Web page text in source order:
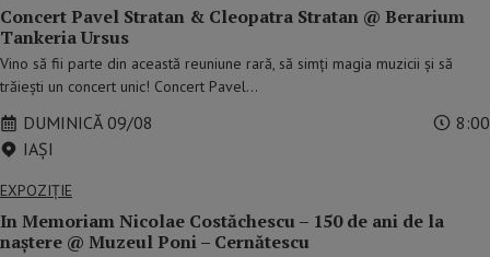
Concert Pavel Stratan & Cleopatra Stratan @ Berarium
Tankeria Ursus
Vino să fii parte din această reuniune rară, să simți magia muzicii și să
trăiești un concert unic! Concert Pavel…
DUMINICĂ 09/08
8:00
IAŞI
EXPOZIȚIE
In Memoriam Nicolae Costăchescu – 150 de ani de la
naștere @ Muzeul Poni – Cernătescu